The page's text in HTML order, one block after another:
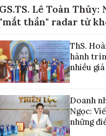
GS.TS. Lê Toàn Thủy:
"mắt thần" radar từ
ThS.
hành
nhiều
Doanh
Ngọc:
những